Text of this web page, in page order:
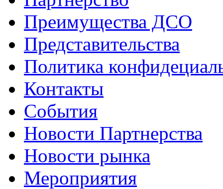
Преимущества ДСО
Представительства
Политика
Контакты
События
Новости Партнерства
Новости рынка
Мероприятия